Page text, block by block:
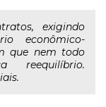
exigindo
econômico-
que nem todo
reequilíbrio.